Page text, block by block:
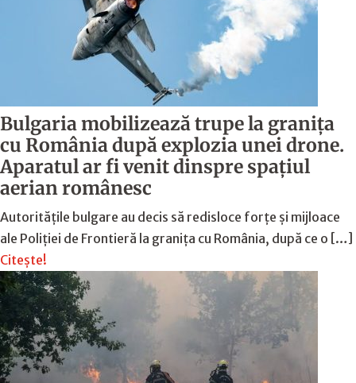
Bulgaria mobilizează trupe la granița
cu România după explozia unei drone.
Aparatul ar fi venit dinspre spațiul
aerian românesc
Autoritățile bulgare au decis să redisloce forțe și mijloace
ale Poliției de Frontieră la granița cu România, după ce o […]
Citește!